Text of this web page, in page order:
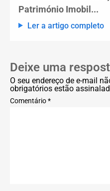
Património Imobil...
Ler a artigo completo
Deixe uma
O seu endereço de e-mail
obrigatórios estão
Comentário *